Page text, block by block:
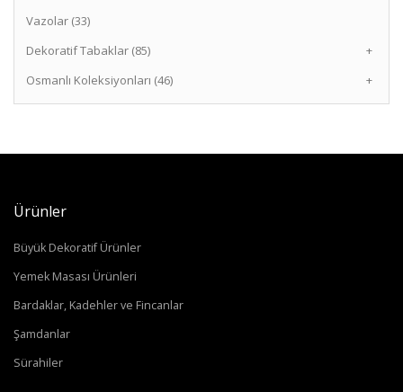
Vazolar (33)
Dekoratif Tabaklar (85)
+
Osmanlı Koleksiyonları (46)
+
Ürünler
Büyük Dekoratif Ürünler
Yemek Masası Ürünleri
Bardaklar, Kadehler ve Fincanlar
Şamdanlar
Sürahiler